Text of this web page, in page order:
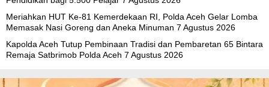
Kapolda Aceh Tutup Pembinaan Tradisi dan Pembaretan 65 Bintara
Remaja Satbrimob Polda Aceh 7 Agustus 2026